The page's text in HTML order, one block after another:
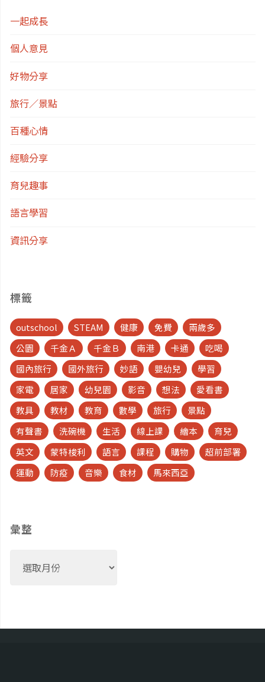
一起成長
個人意見
好物分享
旅行／景點
百種心情
經驗分享
育兒趣事
語言學習
資訊分享
標籤
outschool STEAM 健康 免費
兩歲多
公園
千金Ａ 千金Ｂ 南港 卡通
吃喝
國內旅行
國外旅行 妙語 嬰幼兒
學習
家電
居家 幼兒園 影音 想法
愛看書
教具
教材 教育 數學 旅行
景點
有聲書
洗碗機 生活 線上課 繪本
育兒
英文
蒙特梭利 語言 課程 購物
超前部署
運動
防疫 音樂 食材 馬來西亞
彙整